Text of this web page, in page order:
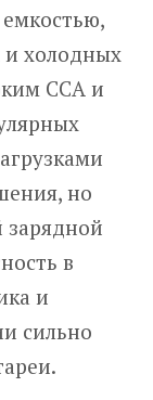
холодных
CCA и
но
зарядной
в
и
сильно